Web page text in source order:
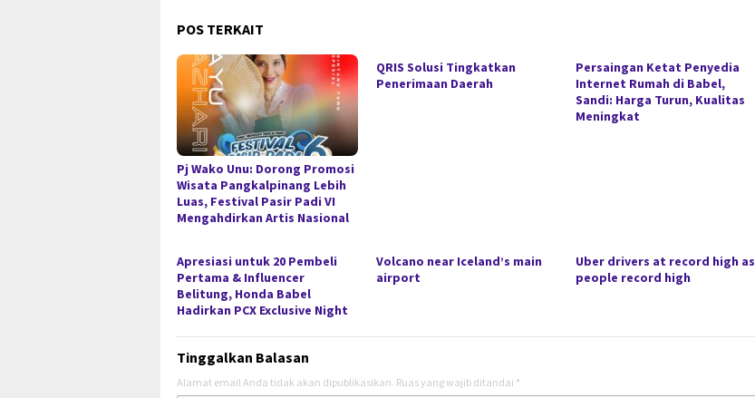
POS TERKAIT
Pj Wako Unu: Dorong Promosi
Wisata Pangkalpinang Lebih
Luas, Festival Pasir Padi VI
Mengahdirkan Artis Nasional
QRIS Solusi Tingkatkan
Penerimaan Daerah
Persaingan Ketat Penyedia
Internet Rumah di Babel,
Sandi: Harga Turun, Kualitas
Meningkat
Apresiasi untuk 20 Pembeli
Pertama & Influencer
Belitung, Honda Babel
Hadirkan PCX Exclusive Night
Volcano near Iceland’s main
airport
Uber drivers at record high as
people record high
Tinggalkan Balasan
Alamat email Anda tidak akan dipublikasikan. Ruas yang wajib ditandai *